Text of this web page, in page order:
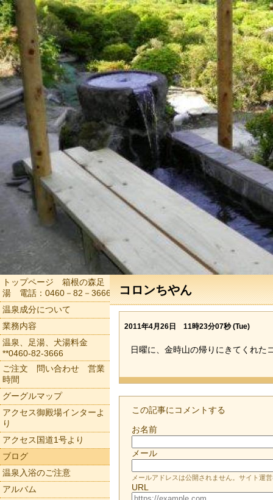
コロンちやん
2011年4月26日 11時23分07秒 (Tue)
日曜に、金時山の帰りにきてくれた
この記事にコメントする
お名前
メール
メールアドレスは公開されません。サイト運
URL
トップページ 箱根の森足
湯 電話：0460－82－3666
温泉成分について
業務内容
温泉、足湯、犬湯料金
**0460-82-3666
ご注文 問い合わせ 営業
時間
グーグルマップ
アクセス御殿場インターよ
り
アクセス国道1号より
ブログ
温泉入浴のご注意
アルバム